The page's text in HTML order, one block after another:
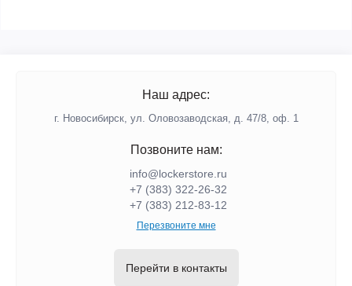
Наш адрес:
г. Новосибирск, ул. Оловозаводская, д. 47/8, оф. 1
Позвоните нам:
info@lockerstore.ru
+7 (383) 322-26-32
+7 (383) 212-83-12
Перезвоните мне
Перейти в контакты